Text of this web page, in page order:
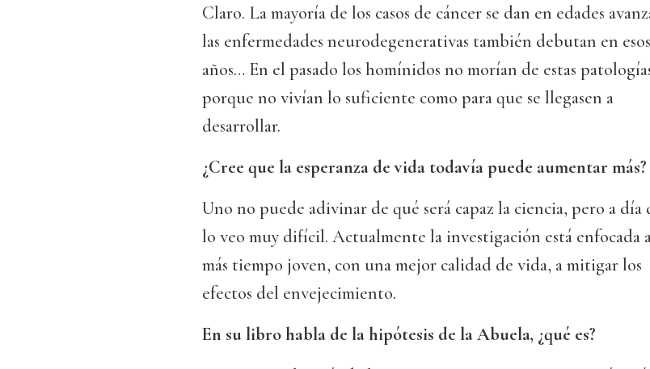
Claro. La mayoría de los casos de cáncer se dan en edades
las enfermedades neurodegenerativas también debutan en esos
años… En el pasado los homínidos no morían de estas
porque no vivían lo suficiente como para que se llegasen a
desarrollar.
¿Cree que la esperanza de vida todavía puede aumentar más?
Uno no puede adivinar de qué será capaz la ciencia, pero a día
lo veo muy difícil. Actualmente la investigación está enfocada
más tiempo joven, con una mejor calidad de vida, a mitigar los
efectos del envejecimiento.
En su libro habla de la hipótesis de la Abuela, ¿qué es?